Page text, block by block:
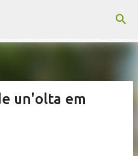
principal
un'olta em